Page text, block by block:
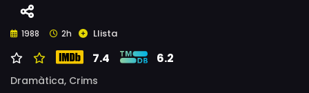
1988 2h Llista
7.4 6.2
Dramàtica, Crims